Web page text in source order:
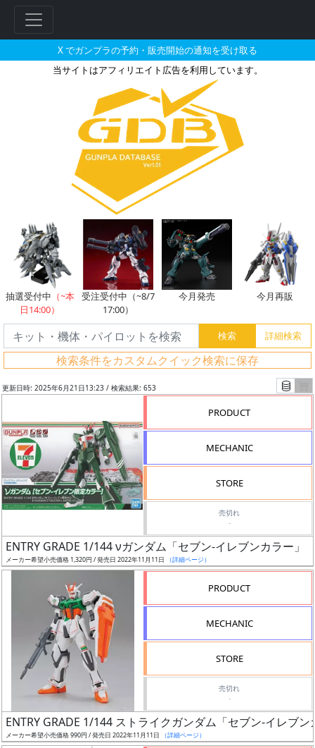
X でガンプラの予約・販売開始の通知を受け取る
当サイトはアフィリエイト広告を利用しています。
ENTRY GRADE 1/144 νガンダム
抽選受付中 （~本
日14:00）
受注受付中（~8/7
17:00）
今月発売 今月再販
検索条件をカスタムクイック検索に保存
フ
リ
グ
レ
更新日時: 2025年6月21日13:23 / 検索結果: 653
PRODUCT
MECHANIC
STORE
売切れ
-
ENTRY GRADE 1/144 νガンダム「セブン-イレブンカラー」
メーカー希望小売価格 1,320円 / 発売日 2022年11月11日 （詳細ページ）
PRODUCT
MECHANIC
STORE
売切れ
-
ENTRY GRADE 1/144 ストライクガンダム「セブン-イレブン
メーカー希望小売価格 990円 / 発売日 2022年11月11日 （詳細ページ）